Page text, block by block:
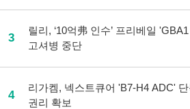
3
릴리, ‘10억弗 인수’ 프리베일
고셔병 중단
4
리가켐, 넥스트큐어 'B7-H4 ADC'
권리 확보